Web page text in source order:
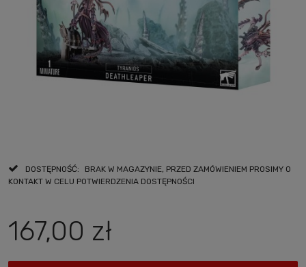
DOSTĘPNOŚĆ:
BRAK W MAGAZYNIE, PRZED ZAMÓWIENIEM PROSIMY O
KONTAKT W CELU POTWIERDZENIA DOSTĘPNOŚCI
167,00 zł